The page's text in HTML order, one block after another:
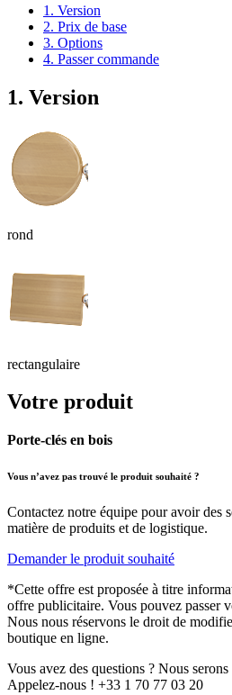
1. Version
2. Prix de base
3. Options
4. Passer commande
1. Version
rond
rectangulaire
Votre produit
Porte-clés en bois
Vous n’avez pas trouvé le produit souhaité ?
Contactez notre équipe pour avoir des
matière de produits et de logistique.
Demander le produit souhaité
*Cette offre est proposée à titre
offre publicitaire. Vous pouvez passer
Nous nous réservons le droit de
boutique en ligne.
Vous avez des questions ? Nous
Appelez-nous ! +33 1 70 77 03 20